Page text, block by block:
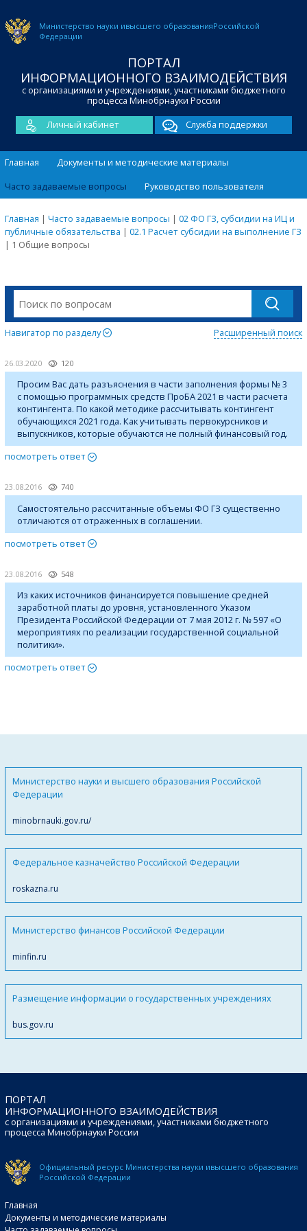
Министерство науки ивысшего образованияРоссийской
Федерации
ПОРТАЛ
ИНФОРМАЦИОННОГО ВЗАИМОДЕЙСТВИЯ
с организациями и учреждениями, участниками бюджетного
процесса Минобрнауки России
Личный кабинет
Служба поддержки
Главная
Документы и методические материалы
Часто задаваемые вопросы
Руководство пользователя
Главная | Часто задаваемые вопросы | 02 ФО ГЗ, субсидии на ИЦ и
публичные обязательства | 02.1 Расчет субсидии на выполнение ГЗ
| 1 Общие вопросы
Навигатор по разделу Расширенный поиск
26.03.2020 120
Просим Вас дать разъяснения в части заполнения формы № 3
с помощью программных средств ПроБА 2021 в части расчета
контингента. По какой методике рассчитывать контингент
обучающихся 2021 года. Как учитывать первокурсников и
выпускников, которые обучаются не полный финансовый год.
посмотреть ответ
23.08.2016 740
Самостоятельно рассчитанные объемы ФО ГЗ существенно
отличаются от отраженных в соглашении.
посмотреть ответ
23.08.2016 548
Из каких источников финансируется повышение средней
заработной платы до уровня, установленного Указом
Президента Российской Федерации от 7 мая 2012 г. № 597 «О
мероприятиях по реализации государственной социальной
политики».
посмотреть ответ
Министерство науки и высшего образования Российской
Федерации
minobrnauki.gov.ru/
Федеральное казначейство Российской Федерации
roskazna.ru
Министерство финансов Российской Федерации
minfin.ru
Размещение информации о государственных учреждениях
bus.gov.ru
ПОРТАЛ
ИНФОРМАЦИОННОГО ВЗАИМОДЕЙСТВИЯ
с организациями и учреждениями, участниками бюджетного
процесса Минобрнауки России
Официальный ресурс Министерства науки ивысшего образования
Российской Федерации
Главная
Документы и методические материалы